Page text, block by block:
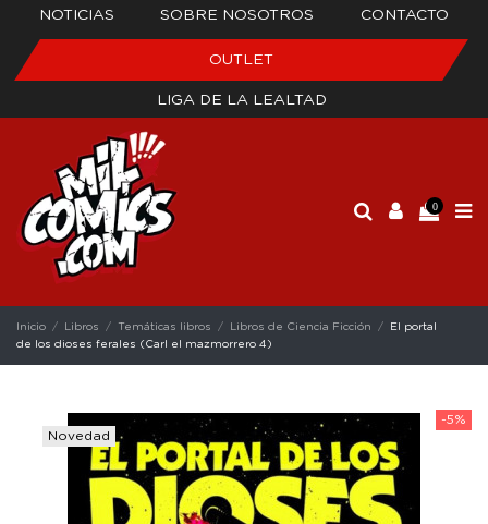
NOTICIAS SOBRE NOSOTROS CONTACTO
OUTLET
LIGA DE LA LEALTAD
0
Inicio Libros Temáticas libros Libros de Ciencia Ficción
El portal
de los dioses ferales (Carl el mazmorrero 4)
-5%
Novedad